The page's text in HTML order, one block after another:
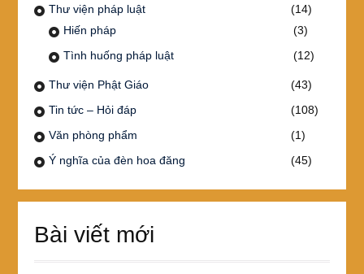
Thư viện pháp luật
(14)
Hiến pháp
(3)
Tình huống pháp luật
(12)
Thư viện Phật Giáo
(43)
Tin tức – Hỏi đáp
(108)
Văn phòng phẩm
(1)
Ý nghĩa của đèn hoa đăng
(45)
Bài viết mới